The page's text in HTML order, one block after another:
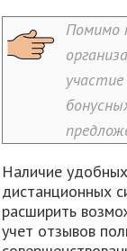
Помимо
Наличие
дистанционных
расширить
учет отзывов